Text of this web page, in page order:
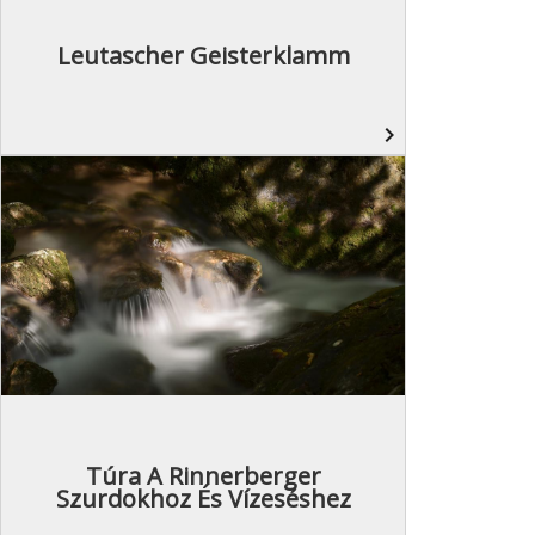
Leutascher Geisterklamm
navigate_next
Túra A Rinnerberger
Szurdokhoz És Vízeséshez